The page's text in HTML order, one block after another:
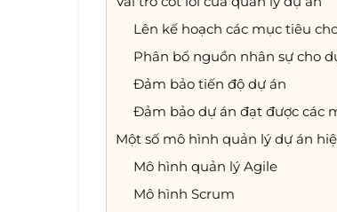
Lên kế hoạch các mục tiêu
Phân bổ nguồn nhân sự cho
Đảm bảo tiến độ dự án
Đảm bảo dự án đạt được các
Một số mô hình quản lý dự án
Mô hình quản lý Agile
Mô hình Scrum